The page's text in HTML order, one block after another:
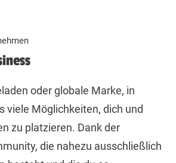
oder globale Marke, in
viele Möglichkeiten, dich und
zu platzieren. Dank der
die nahezu ausschließlich